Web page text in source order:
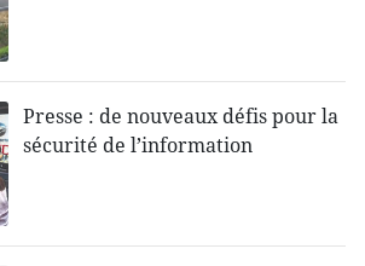
Presse : de nouveaux défis pour la
sécurité de l’information